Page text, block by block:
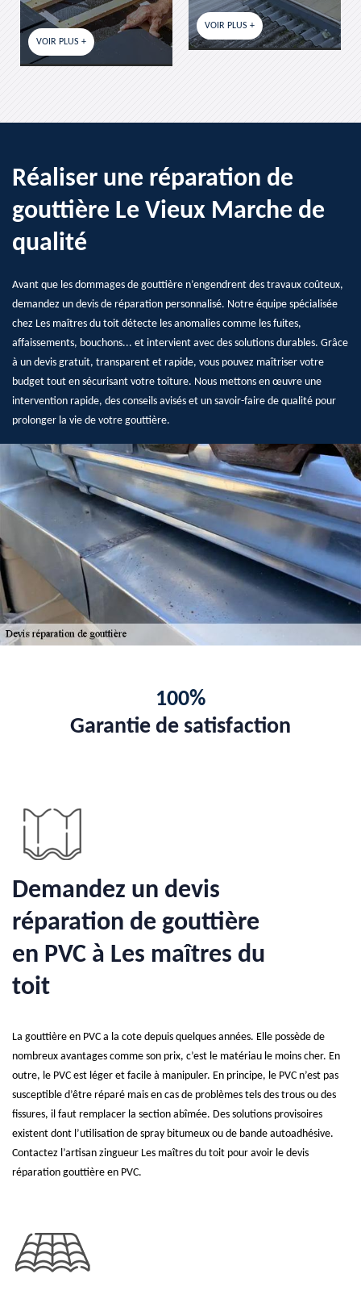
VOIR PLUS + VOIR PLUS +
Réaliser une réparation de
gouttière Le Vieux Marche de
qualité
Avant que les dommages de gouttière n’engendrent des travaux coûteux,
demandez un devis de réparation personnalisé. Notre équipe spécialisée
chez Les maîtres du toit détecte les anomalies comme les fuites,
affaissements, bouchons... et intervient avec des solutions durables. Grâce
à un devis gratuit, transparent et rapide, vous pouvez maîtriser votre
budget tout en sécurisant votre toiture. Nous mettons en œuvre une
intervention rapide, des conseils avisés et un savoir-faire de qualité pour
prolonger la vie de votre gouttière.
100%
Garantie de satisfaction
Demandez un devis
réparation de gouttière
en PVC à Les maîtres du
toit
La gouttière en PVC a la cote depuis quelques années. Elle possède de
nombreux avantages comme son prix, c’est le matériau le moins cher. En
outre, le PVC est léger et facile à manipuler. En principe, le PVC n’est pas
susceptible d’être réparé mais en cas de problèmes tels des trous ou des
fissures, il faut remplacer la section abîmée. Des solutions provisoires
existent dont l’utilisation de spray bitumeux ou de bande autoadhésive.
Contactez l’artisan zingueur Les maîtres du toit pour avoir le devis
réparation gouttière en PVC.